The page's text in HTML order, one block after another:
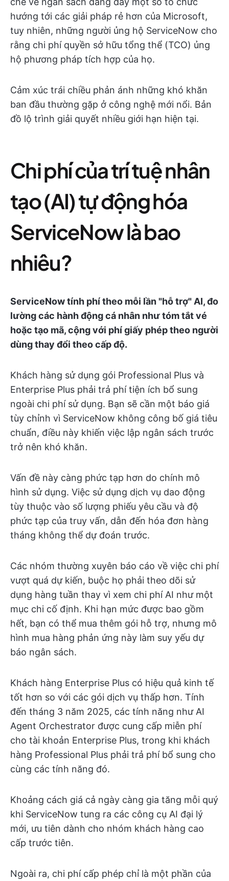
hướng tới các giải pháp rẻ hơn của Microsoft,
tuy nhiên, những người ủng hộ ServiceNow cho
rằng chi phí quyền sở hữu tổng thể (TCO) ủng
hộ phương pháp tích hợp của họ.
Cảm xúc trái chiều phản ánh những khó khăn
ban đầu thường gặp ở công nghệ mới nổi. Bản
đồ lộ trình giải quyết nhiều giới hạn hiện tại.
Chi phí của trí tuệ nhân
tạo (AI) tự động hóa
ServiceNow là bao
nhiêu?
ServiceNow tính phí theo mỗi lần "hỗ trợ" AI, đo
lường các hành động cá nhân như tóm tắt vé
hoặc tạo mã, cộng với phí giấy phép theo người
dùng thay đổi theo cấp độ.
Khách hàng sử dụng gói Professional Plus và
Enterprise Plus phải trả phí tiện ích bổ sung
ngoài chi phí sử dụng. Bạn sẽ cần một báo giá
tùy chỉnh vì ServiceNow không công bố giá tiêu
chuẩn, điều này khiến việc lập ngân sách trước
trở nên khó khăn.
Vấn đề này càng phức tạp hơn do chính mô
hình sử dụng. Việc sử dụng dịch vụ dao động
tùy thuộc vào số lượng phiếu yêu cầu và độ
phức tạp của truy vấn, dẫn đến hóa đơn hàng
tháng không thể dự đoán trước.
Các nhóm thường xuyên báo cáo về việc chi phí
vượt quá dự kiến, buộc họ phải theo dõi sử
dụng hàng tuần thay vì xem chi phí AI như một
mục chi cố định. Khi hạn mức được bao gồm
hết, bạn có thể mua thêm gói hỗ trợ, nhưng mô
hình mua hàng phản ứng này làm suy yếu dự
báo ngân sách.
Khách hàng Enterprise Plus có hiệu quả kinh tế
tốt hơn so với các gói dịch vụ thấp hơn. Tính
đến tháng 3 năm 2025, các tính năng như AI
Agent Orchestrator được cung cấp miễn phí
cho tài khoản Enterprise Plus, trong khi khách
hàng Professional Plus phải trả phí bổ sung cho
cùng các tính năng đó.
Khoảng cách giá cả ngày càng gia tăng mỗi quý
khi ServiceNow tung ra các công cụ AI đại lý
mới, ưu tiên dành cho nhóm khách hàng cao
cấp trước tiên.
Ngoài ra, chi phí cấp phép chỉ là một phần của